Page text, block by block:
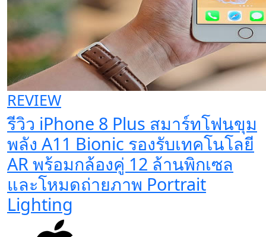
REVIEW
รีวิว iPhone 8 Plus สมาร์ทโฟนขุม
พลัง A11 Bionic รองรับเทคโนโลยี
AR พร้อมกล้องคู่ 12 ล้านพิกเซล
และโหมดถ่ายภาพ Portrait
Lighting